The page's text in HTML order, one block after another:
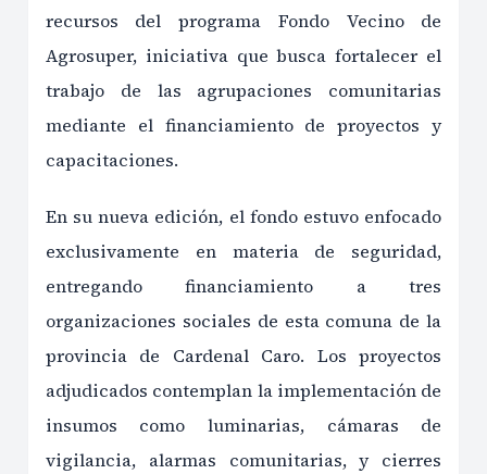
recursos del programa Fondo Vecino de
Agrosuper, iniciativa que busca fortalecer el
trabajo de las agrupaciones comunitarias
mediante el financiamiento de proyectos y
capacitaciones.
En su nueva edición, el fondo estuvo enfocado
exclusivamente en materia de seguridad,
entregando financiamiento a tres
organizaciones sociales de esta comuna de la
provincia de Cardenal Caro. Los proyectos
adjudicados contemplan la implementación de
insumos como luminarias, cámaras de
vigilancia, alarmas comunitarias, y cierres